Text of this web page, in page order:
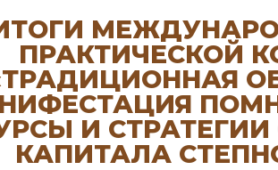
ПРАКТИЧЕСКОЙ
И
КАПИТАЛА